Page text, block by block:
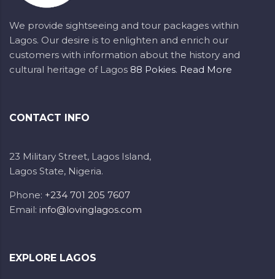
We provide sightseeing and tour packages within
Lagos. Our desire is to enlighten and enrich our
customers with information about the history and
cultural heritage of Lagos 88 Pokies. Read More
CONTACT INFO
23 Military Street, Lagos Island,
Lagos State, Nigeria.
Phone: +234 701 205 7607
Email: info@lovinglagos.com
EXPLORE LAGOS